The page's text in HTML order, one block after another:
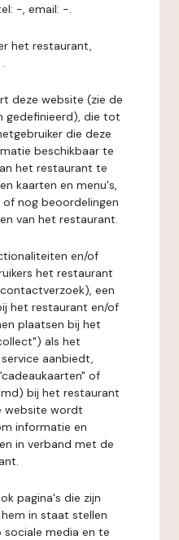
-, email: -.
het restaurant,
.
deze website (zie de
gedefinieerd), die tot
die deze
beschikbaar te
het restaurant te
kaarten en menu's,
nog beoordelingen
van het restaurant.
en/of
het restaurant
een
het restaurant en/of
plaatsen bij het
als het
aanbiedt,
of
bij het restaurant
website wordt
informatie en
in verband met de
pagina's die zijn
in staat stellen
media en te